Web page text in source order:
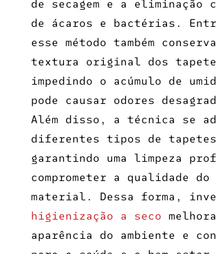
de secagem e a eliminação
de ácaros e bactérias.
esse método também
textura original dos
impedindo o acúmulo de
pode causar odores
Além disso, a técnica se
diferentes tipos de
garantindo uma limpeza
comprometer a qualidade do
material. Dessa forma,
higienização a seco
aparência do ambiente e